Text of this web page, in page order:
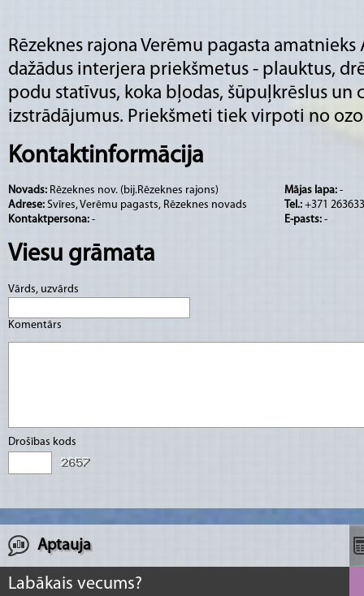
Rēzeknes rajona Verēmu pagasta
dažādus interjera priekšmetus - plauktus,
podu statīvus, koka bļodas, šūpuļkrēslus un
izstrādājumus. Priekšmeti tiek virpoti no
Kontaktinformācija
Novads: Rēzeknes nov. (bij.Rēzeknes rajons)
Adrese: Svīres, Verēmu pagasts, Rēzeknes novads
Kontaktpersona: -
Mājas lapa: -
Tel.: +371
E-pasts: -
Viesu grāmata
Vārds, uzvārds
Komentārs
Drošības kods
Aptauja
Labākais vecums?